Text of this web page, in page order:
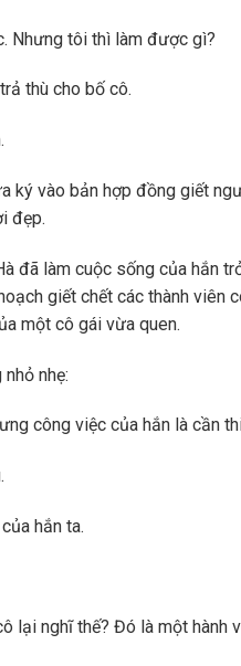
Nhưng tôi thì làm được gì?
thù cho bố cô.
ký vào bản hợp đồng giết
đẹp.
đã làm cuộc sống của hắn
giết chết các thành viên
một cô gái vừa quen.
nhẹ:
công việc của hắn là cần
hắn ta.
lại nghĩ thế? Đó là một hành